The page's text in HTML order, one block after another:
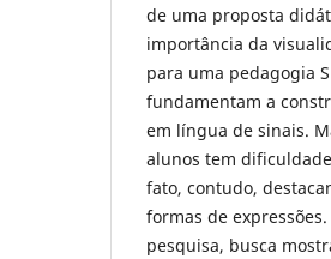
de uma proposta
importância da
para uma pedagogia
fundamentam a
em língua de sinais.
alunos tem
fato, contudo,
formas de
pesquisa, busca